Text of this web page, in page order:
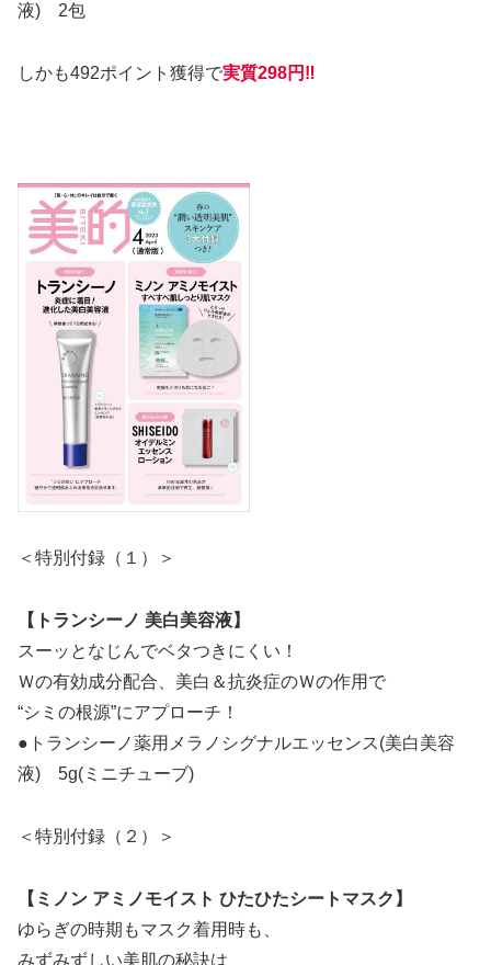
液) 2包
しかも492ポイント獲得で実質298円‼
＜特別付録（１）＞
【トランシーノ 美白美容液】
スーッとなじんでベタつきにくい！
Ｗの有効成分配合、美白＆抗炎症のＷの作用で
“シミの根源”にアプローチ！
●トランシーノ薬用メラノシグナルエッセンス(美白美容
液) 5g(ミニチューブ)
＜特別付録（２）＞
【ミノン アミノモイスト ひたひたシートマスク】
ゆらぎの時期もマスク着用時も、
みずみずしい美肌の秘訣は